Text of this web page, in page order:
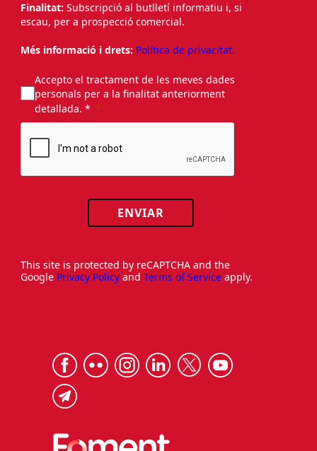
Finalitat: Subscripció al butlletí informatiu i, si
escau, per a prospecció comercial.
Més informació i drets: Política de privacitat.
Accepto el tractament de les meves dades
personals per a la finalitat anteriorment
detallada. *
ENVIAR
This site is protected by reCAPTCHA and the
Google Privacy Policy and Terms of Service apply.